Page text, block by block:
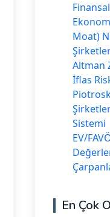
Moat)
Altman
İflas
Sistemi
EV/
En Çok